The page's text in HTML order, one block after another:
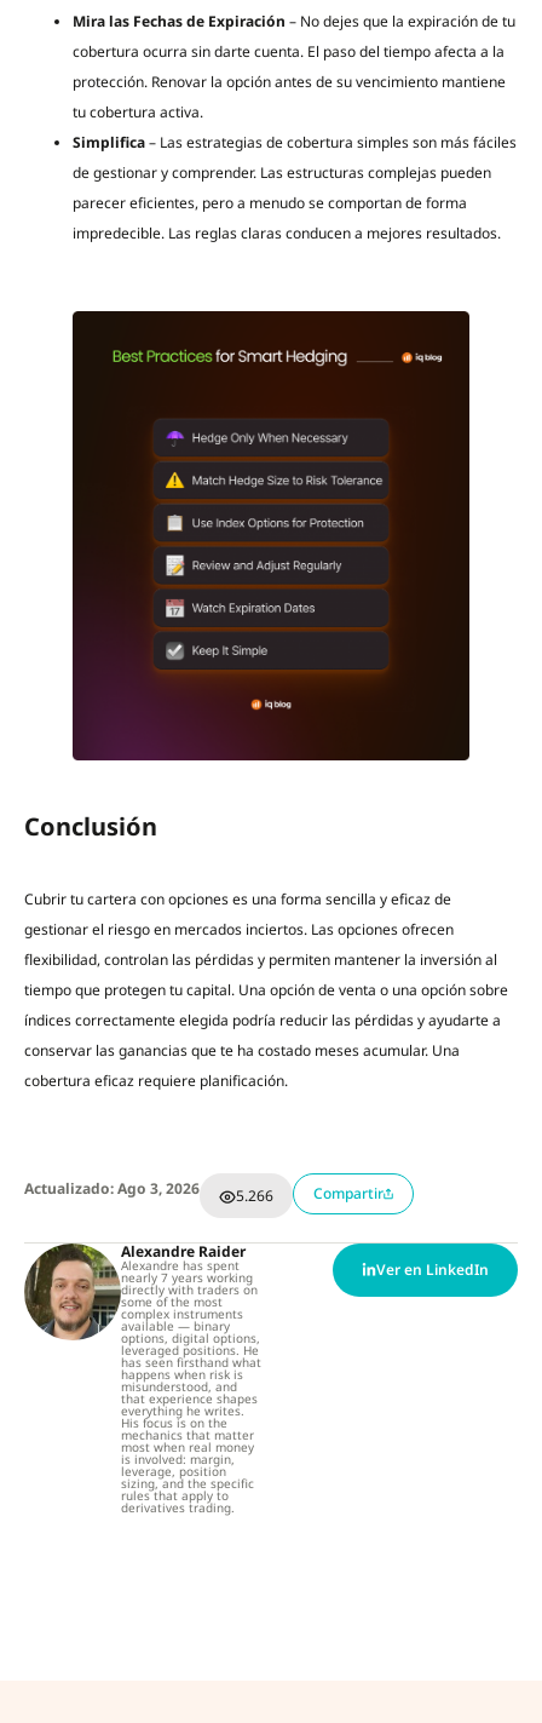
Mira las Fechas de Expiración – No dejes que la expiración de tu
cobertura ocurra sin darte cuenta. El paso del tiempo afecta a la
protección. Renovar la opción antes de su vencimiento mantiene
tu cobertura activa.
Simplifica– Las estrategias de cobertura simples son más fáciles
de gestionar y comprender. Las estructuras complejas pueden
parecer eficientes, pero a menudo se comportan de forma
impredecible. Las reglas claras conducen a mejores resultados.
Conclusión
Cubrir tu cartera con opciones es una forma sencilla y eficaz de
gestionar el riesgo en mercados inciertos. Las opciones ofrecen
flexibilidad, controlan las pérdidas y permiten mantener la inversión al
tiempo que protegen tu capital. Una opción de venta o una opción sobre
índices correctamente elegida podría reducir las pérdidas y ayudarte a
conservar las ganancias que te ha costado meses acumular. Una
cobertura eficaz requiere planificación.
Actualizado: Ago 3, 2026 5.266 Compartir
Alexandre Raider
Alexandre has spent
nearly 7 years working
directly with traders on
some of the most
complex instruments
available — binary
options, digital options,
leveraged positions. He
has seen firsthand what
happens when risk is
misunderstood, and
that experience shapes
everything he writes.
His focus is on the
mechanics that matter
most when real money
is involved: margin,
leverage, position
sizing, and the specific
rules that apply to
derivatives trading.
Ver en LinkedIn